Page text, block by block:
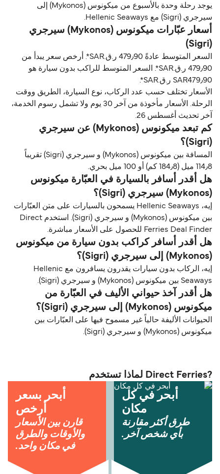
يوجد رحلة وحدة بالأسبوع من ميكونوس (Mykonos) إلى
سيرجري (Sigri) مع Hellenic Seaways.
أسعار عبّارات ميكونوس (Mykonos) سيرجري
(Sigri)
السعر المتوسط عادةً 479٫90 ر.ق.‏SAR*. أرخص سعر يبدأ من
479٫90 ر.ق.‏SAR*. السعر المتوسط للراكب بدون سيارة هو
SAR479٫90 ر.ق.‏SAR*.
الأسعار تختلف حسب عدد الركاب، نوع السيارة، الطريق ووقت
الرحلة. الأسعار مأخوذة من آخر 30 يوم ولا تشمل رسوم الخدمة،
آخر تحديث أغسطس 26.
كم تبعد ميكونوس (Mykonos) عن سيرجري
(Sigri)؟
المسافة بين ميكونوس (Mykonos) و سيرجري (Sigri) تقريباً
114٫8 ميل (184٫8 كم) أو 100 ميل بحري.
هل أقدر أسافر بالسيارة في العبّارة ميكونوس
(Mykonos) سيرجري (Sigri)؟
إيه، Hellenic Seaways يسمحون بالسيارات على متن العبّارات
بين ميكونوس (Mykonos) و سيرجري (Sigri). استخدم Direct
Ferries Deal Finder للحصول على الأسعار مباشرة.
هل أقدر أسافر كراكب بدون سيارة من ميكونوس
(Mykonos) إلى سيرجري (Sigri)؟
إيه، الركاب بدون سيارات يقدرون يسافرون مع Hellenic
Seaways بين ميكونوس (Mykonos) و سيرجري (Sigri).
هل أقدر آخذ حيواني الأليف في العبّارة من
ميكونوس (Mykonos) إلى سيرجري (Sigri)؟
الحيوانات الأليفة حالياً غير مسموح فيها على العبّارات بين
ميكونوس (Mykonos) و سيرجري (Sigri).
?Direct Ferries لماذا تستخدم
أبحر في كل
مكان
طرق أكثر مقارنة
بأي شخص آخر.
أبحر بسعر
أرخص
قارن بين الأسعار
والأوقات والطرق
في مكان واحد.